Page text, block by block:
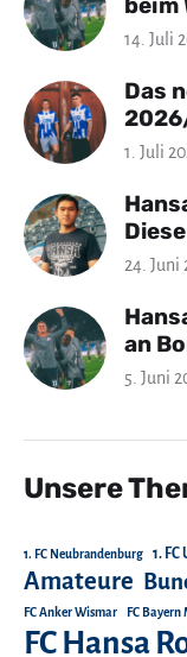
beim
14. Juli
Das
1. Juli
24. Juni
an
5. Juni
Unsere
1. FC Neubrandenburg 1.
Amateure
FC Anker Wismar FC Bayern
FC Hansa